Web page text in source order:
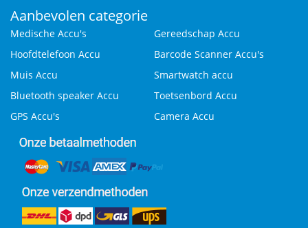
Aanbevolen categorie
Medische Accu's
Gereedschap Accu
Hoofdtelefoon Accu
Barcode Scanner Accu's
Muis Accu
Smartwatch accu
Bluetooth speaker Accu
Toetsenbord Accu
GPS Accu's
Camera Accu